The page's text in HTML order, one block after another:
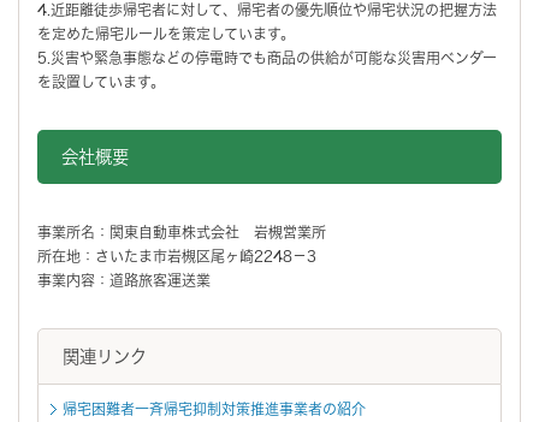
4.近距離徒歩帰宅者に対して、帰宅者の優先順位や帰宅状況の把握方法
を定めた帰宅ルールを策定しています。
5.災害や緊急事態などの停電時でも商品の供給が可能な災害用ベンダー
を設置しています。
会社概要
事業所名：関東自動車株式会社 岩槻営業所
所在地：さいたま市岩槻区尾ヶ崎2248－3
事業内容：道路旅客運送業
関連リンク
帰宅困難者一斉帰宅抑制対策推進事業者の紹介